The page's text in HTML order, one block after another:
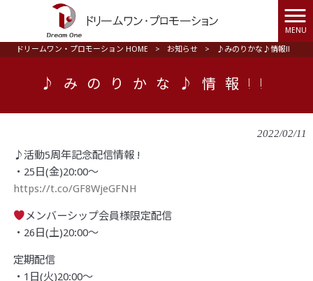
MENU
ドリームワン・プロモーション HOME > お知らせ > ♪みのりかな♪情報!!
♪みのりかな♪情報!!
2022/02/11
♪活動5周年記念配信情報 !
・25日(金)20:00〜
https://t.co/GF8WjeGFNH
メンバーシップ会員様限定配信
・26日(土)20:00〜
定期配信
・1日(火)20:00〜